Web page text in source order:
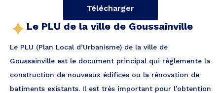
Télécharger
Le PLU de la ville de Goussainville
Le PLU (Plan Local d’Urbanisme) de la ville de
Goussainville est le document principal qui réglemente la
construction de nouveaux édifices ou la rénovation de
batiments existants. Il est très important pour l’obtention